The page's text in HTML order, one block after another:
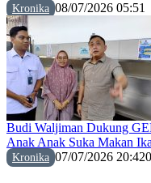
Kronika 08/07/2026 05:51
Budi Waljiman Dukung
Anak Anak Suka Makan
Kronika 07/07/2026 20:42